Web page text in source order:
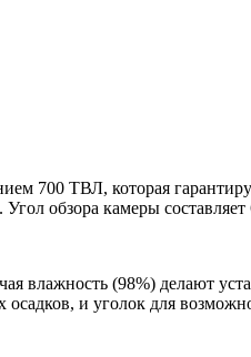
700 ТВЛ, которая
обзора камеры
влажность (98%) делают
и уголок для